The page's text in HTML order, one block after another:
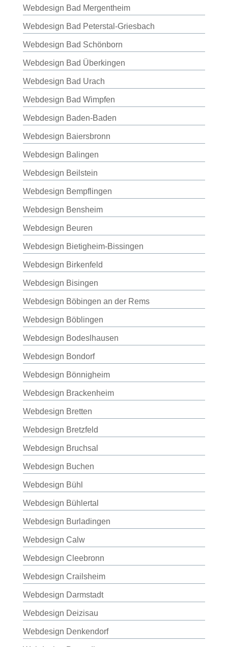
Webdesign Bad Mergentheim
Webdesign Bad Peterstal-Griesbach
Webdesign Bad Schönborn
Webdesign Bad Überkingen
Webdesign Bad Urach
Webdesign Bad Wimpfen
Webdesign Baden-Baden
Webdesign Baiersbronn
Webdesign Balingen
Webdesign Beilstein
Webdesign Bempflingen
Webdesign Bensheim
Webdesign Beuren
Webdesign Bietigheim-Bissingen
Webdesign Birkenfeld
Webdesign Bisingen
Webdesign Böbingen an der Rems
Webdesign Böblingen
Webdesign Bodeslhausen
Webdesign Bondorf
Webdesign Bönnigheim
Webdesign Brackenheim
Webdesign Bretten
Webdesign Bretzfeld
Webdesign Bruchsal
Webdesign Buchen
Webdesign Bühl
Webdesign Bühlertal
Webdesign Burladingen
Webdesign Calw
Webdesign Cleebronn
Webdesign Crailsheim
Webdesign Darmstadt
Webdesign Deizisau
Webdesign Denkendorf